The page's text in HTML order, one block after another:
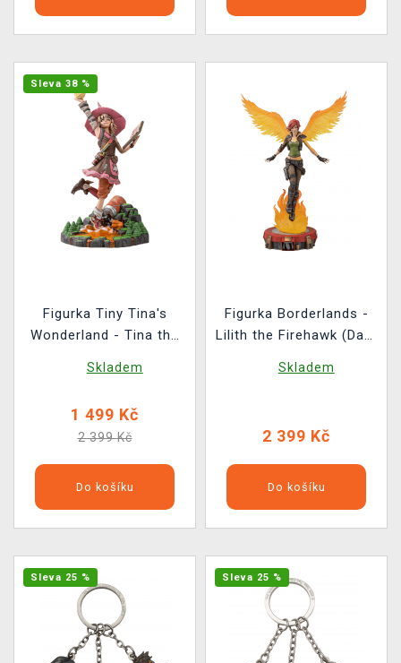
Sleva 38 %
Figurka Tiny Tina's
Wonderland - Tina the
Skladem
1 499 Kč
2 399 Kč
Do košíku
Figurka Borderlands -
Lilith the Firehawk (Dark
Skladem
2 399 Kč
Do košíku
Sleva 25 % Sleva 25 %